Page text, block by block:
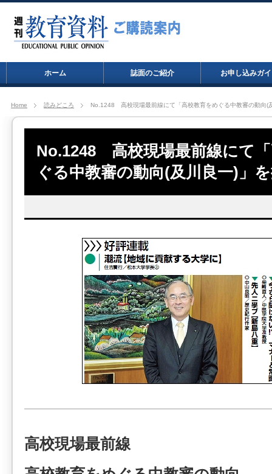
ホーム 誌面のご紹介 お申し込みガ
Home 読みどころ No.1248 高校現場最前線にて「高校教育をめぐる中教審の動向(
No.1248 高校現場最前線にて
ぐる中教審の動向(及川良一)」
高校現場最前線